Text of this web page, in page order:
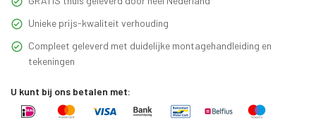
Unieke prijs-kwaliteit verhouding
Compleet geleverd met duidelijke montagehandleiding en
tekeningen
U kunt bij ons betalen met: